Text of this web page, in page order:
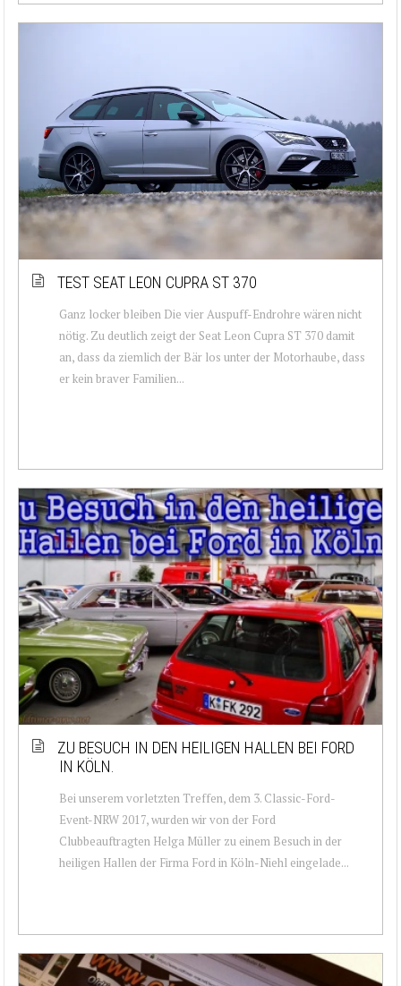
TEST SEAT LEON CUPRA ST 370
Ganz locker bleiben Die vier Auspuff-Endrohre wären nicht
nötig. Zu deutlich zeigt der Seat Leon Cupra ST 370 damit
an, dass da ziemlich der Bär los unter der Motorhaube, dass
er kein braver Familien...
ZU BESUCH IN DEN HEILIGEN HALLEN BEI FORD
IN KÖLN.
Bei unserem vorletzten Treffen, dem 3. Classic-Ford-
Event-NRW 2017, wurden wir von der Ford
Clubbeauftragten Helga Müller zu einem Besuch in der
heiligen Hallen der Firma Ford in Köln-Niehl eingelade...